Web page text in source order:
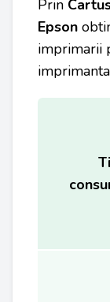
Prin
Epson
imprimarii